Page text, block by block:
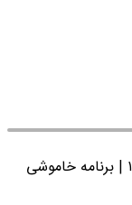
جدول قطعی برق کرمان روز شنبه ۱۷ مرداد ۱۴۰۵ | برنامه خاموشی